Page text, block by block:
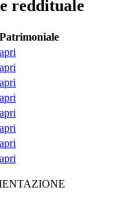
reddituale
Patrimoniale
apri
apri
apri
apri
apri
apri
apri
apri